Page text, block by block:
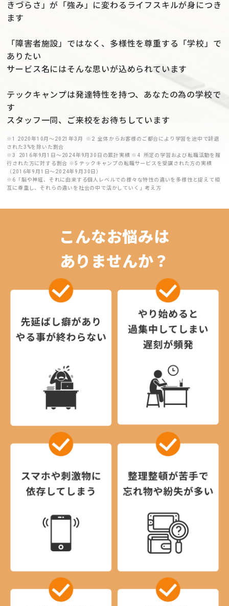
きづらさ」が「強み」に変わるライフスキルが身につき
ます
「障害者施設」ではなく、多様性を尊重する「学校」で
ありたい
サービス名にはそんな思いが込められています
テックキャンプは発達特性を持つ、あなたの為の学校で
す
スタッフ一同、ご来校をお待ちしています
※1 2020年10月〜2021年3月 ※2 全体からお客様のご都合により学習を途中で辞退
された3%を除いた割合
※3 2016年9月1日〜2024年9月30日の累計実績 ※4 所定の学習および転職活動を履
行された方に対する割合 ※5 テックキャンプの転職サービスを受講された方の実績
（2016年9月1日〜2024年9月30日）
※6「脳や神経、それに由来する個人レベルでの様々な特性の違いを多様性と捉えて相
互に尊重し、それらの違いを社会の中で活かしていく」考え方
こんなお悩みは
ありませんか？